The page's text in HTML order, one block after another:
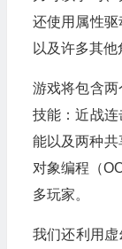
还使用属性
以及许多其他
游戏将包含
技能：近战
能以及两种
对象编程（
多玩家。
我们还利用